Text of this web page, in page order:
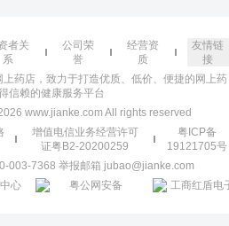
者关
系
公司荣
誉
经营资
质
友情链
接
药店，致力于打造优质、低价、便捷的网上药
信赖的健康服务平台
www.jianke.com All rights reserved
增值电信业务经营许可
证粤B2-20200259
粤ICP备
19121705号
003-7368 举报邮箱 jubao@jianke.com